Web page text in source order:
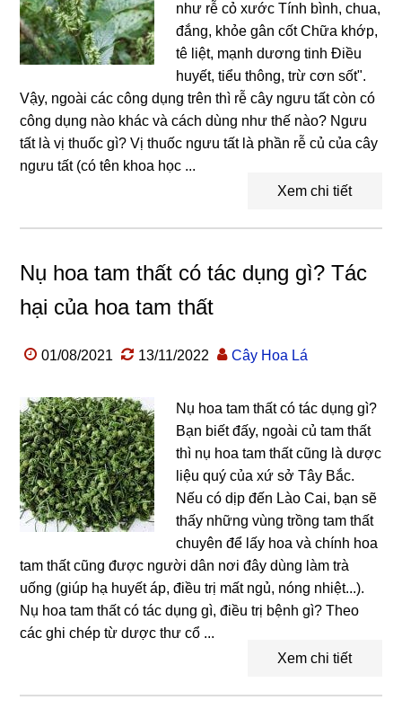
như rễ cỏ xước Tính bình, chua,
đắng, khỏe gân cốt Chữa khớp,
tê liệt, mạnh dương tinh Điều
huyết, tiểu thông, trừ cơn sốt".
Vậy, ngoài các công dụng trên thì rễ cây ngưu tất còn có
công dụng nào khác và cách dùng như thế nào? Ngưu
tất là vị thuốc gì? Vị thuốc ngưu tất là phần rễ củ của cây
ngưu tất (có tên khoa học ...
Xem chi tiết
Nụ hoa tam thất có tác dụng gì? Tác
hại của hoa tam thất
01/08/2021 13/11/2022 Cây Hoa Lá
Nụ hoa tam thất có tác dụng gì?
Bạn biết đấy, ngoài củ tam thất
thì nụ hoa tam thất cũng là dược
liệu quý của xứ sở Tây Bắc.
Nếu có dịp đến Lào Cai, bạn sẽ
thấy những vùng trồng tam thất
chuyên để lấy hoa và chính hoa
tam thất cũng được người dân nơi đây dùng làm trà
uống (giúp hạ huyết áp, điều trị mất ngủ, nóng nhiệt...).
Nụ hoa tam thất có tác dụng gì, điều trị bệnh gì? Theo
các ghi chép từ dược thư cổ ...
Xem chi tiết